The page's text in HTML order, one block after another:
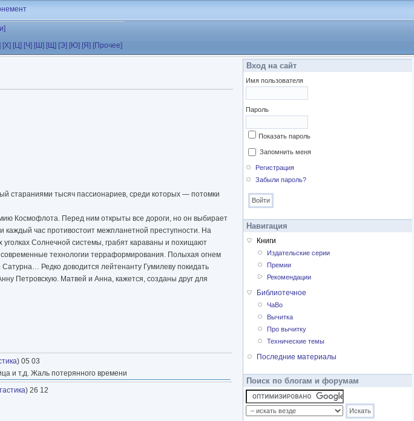
[Х] [Ц] [Ч] [Ш] [Щ] [Э] [Ю] [Я] [Прочее]
стараниями тысяч пассионариев, среди которых — потомки
Космофлота. Перед ним открыты все дороги, но он выбирает
каждый час противостоит межпланетной преступности. На
уголках Солнечной системы, грабят караваны и похищают
технологии терраформирования. Полыхая огнем
Редко доводится лейтенанту Гумилеву покидать
Петровскую. Матвей и Анна, кажется, созданы друг для
) 05 03
и т,д. Жаль потерянного времени
) 26 12
Вход на сайт
Имя пользователя
Пароль
Показать пароль
Запомнить меня
Регистрация
Забыли пароль?
Навигация
Книги
Издательские серии
Премии
Рекомендации
Библиотечное
ЧаВо
Вычитка
Про вычитку
Технические темы
Последние материалы
Поиск по блогам и форумам